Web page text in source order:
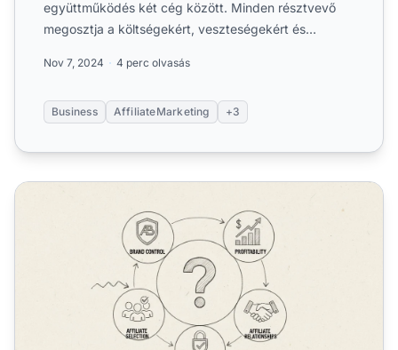
együttműködés két cég között. Minden résztvevő
megosztja a költségekért, veszteségekért és
Nov 7, 2024 4 perc olvasás
Business AffiliateMarketing +3
Kisvállalkozások partnerprogramjainak kihívásai: Teljes